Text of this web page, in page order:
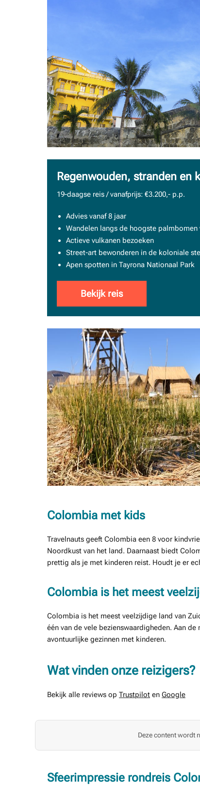
Regenwouden, stranden en
19-daagse reis / vanafprijs: €3.200,- p.p.
Advies vanaf 8 jaar
Wandelen langs de hoogste palmbomen
Actieve vulkanen bezoeken
Street-art bewonderen in de koloniale
Apen spotten in Tayrona Nationaal Park
Bekijk reis
Colombia met kids
Travelnauts geeft Colombia een 8 voor
Noordkust van het land. Daarnaast biedt
prettig als je met kinderen reist. Houdt je er
Colombia is het meest
Colombia is het meest veelzijdige land van
één van de vele bezienswaardigheden. Aan
avontuurlijke gezinnen met kinderen.
Wat vinden onze reizigers?
Bekijk alle reviews op Trustpilot en Google
Deze content wordt
Sfeerimpressie rondreis